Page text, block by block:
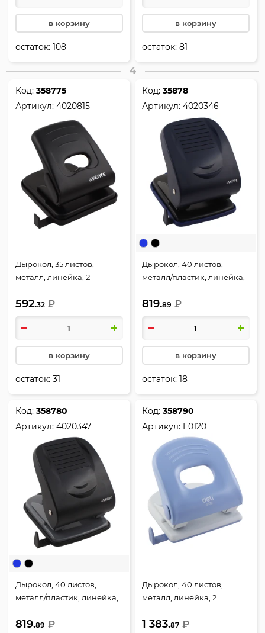
в корзину
остаток:108
в корзину
остаток:81
4
Код:358775
Артикул:4020815
Дырокол, 35 листов,
металл, линейка, 2
цвет черный, deVENTE,
4020815
592.32 ₽
в корзину
остаток:31
Код:35878
Артикул:4020346
Дырокол, 40 листов,
металл/пластик, линейка,
цвет синий, Stripe,
deVENTE, 4020346
819.89 ₽
в корзину
остаток:18
Код:358780
Артикул:4020347
Дырокол, 40 листов,
металл/пластик, линейка,
цвет черный, Stripe,
819.89 ₽
Код:358790
Артикул: E0120
Дырокол, 40 листов,
металл, линейка, 2
ассорти 3 вида, PRO, Deli,
1 383.87 ₽